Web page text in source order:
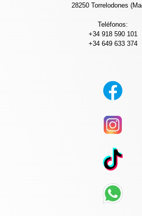
28250 Torrelodones
Teléfonos:
+34 918 590 101
+34 649 633 374